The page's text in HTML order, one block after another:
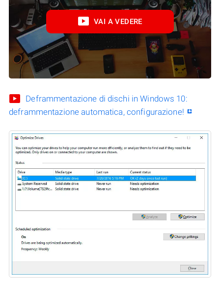
VAI A VEDERE
Deframmentazione di dischi in Windows 10:
deframmentazione automatica, configurazione!